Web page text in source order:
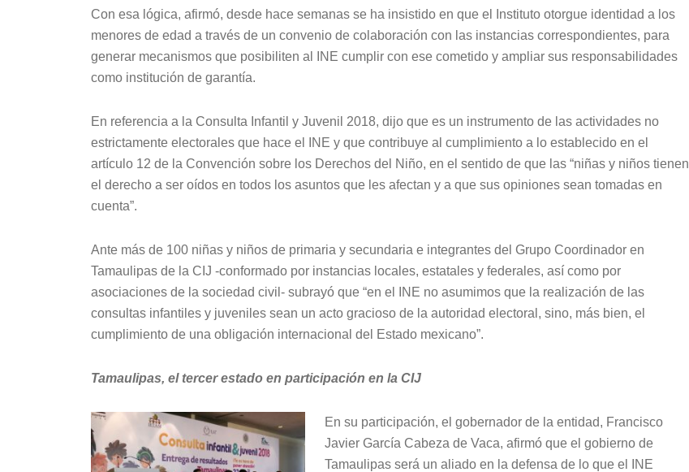
Con esa lógica, afirmó, desde hace semanas se ha insistido en que el Instituto otorgue identidad a los
menores de edad a través de un convenio de colaboración con las instancias correspondientes, para
generar mecanismos que posibiliten al INE cumplir con ese cometido y ampliar sus responsabilidades
como institución de garantía.
En referencia a la Consulta Infantil y Juvenil 2018, dijo que es un instrumento de las actividades no
estrictamente electorales que hace el INE y que contribuye al cumplimiento a lo establecido en el
artículo 12 de la Convención sobre los Derechos del Niño, en el sentido de que las “niñas y niños tienen
el derecho a ser oídos en todos los asuntos que les afectan y a que sus opiniones sean tomadas en
cuenta”.
Ante más de 100 niñas y niños de primaria y secundaria e integrantes del Grupo Coordinador en
Tamaulipas de la CIJ -conformado por instancias locales, estatales y federales, así como por
asociaciones de la sociedad civil- subrayó que “en el INE no asumimos que la realización de las
consultas infantiles y juveniles sean un acto gracioso de la autoridad electoral, sino, más bien, el
cumplimiento de una obligación internacional del Estado mexicano”.
Tamaulipas, el tercer estado en participación en la CIJ
En su participación, el gobernador de la entidad, Francisco
Javier García Cabeza de Vaca, afirmó que el gobierno de
Tamaulipas será un aliado en la defensa de lo que el INE